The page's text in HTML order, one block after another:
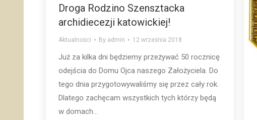
Droga Rodzino Szensztacka
archidiecezji katowickiej!
Aktualności By admin 12 września 2018
Już za kilka dni będziemy przeżywać 50 rocznicę
odejścia do Domu Ojca naszego Założyciela. Do
tego dnia przygotowywaliśmy się przez cały rok.
Dlatego zachęcam wszystkich tych którzy będą
w domach…